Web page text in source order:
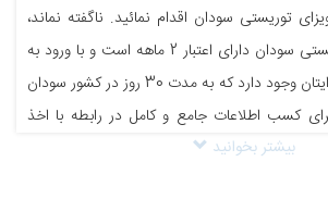
توریستی سودان اقدام نمائید. ناگفته نماند،
تاریخ اعتبار ویزای توریستی سودان دارای اعتبار 2 ماهه است و با ورود به
این کشور این امکان برایتان وجود دارد که به مدت 30 روز در کشور سودان
کسب اطلاعات جامع و کامل در رابطه با اخذ
بخش ویزای علاءالدین تراول ارتباط برقرار کنید یا
بیشتر بخوانید